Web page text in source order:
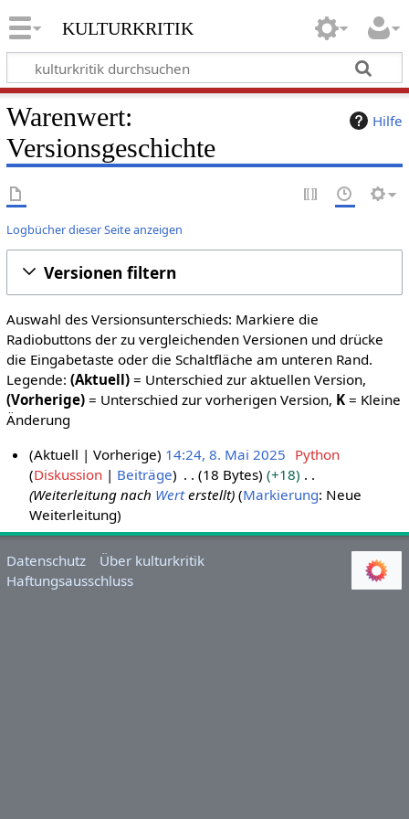
kulturkritik
Hilfe
Warenwert:
Versionsgeschichte
Logbücher dieser Seite anzeigen
Versionen filtern
Auswahl des Versionsunterschieds: Markiere die
Radiobuttons der zu vergleichenden Versionen und drücke
die Eingabetaste oder die Schaltfläche am unteren Rand.
Legende: (Aktuell)= Unterschied zur aktuellen Version,
(Vorherige)= Unterschied zur vorherigen Version, K= Kleine
Änderung
a
i
2
Aktuell Vorherige 14:24, 8. Mai 2025 Python
Diskussion
Beiträge 18 Bytes
+18
Weiterleitung nach Werterstellt Markierung: Neue
Weiterleitung
Datenschutz
Über kulturkritik
Haftungsausschluss